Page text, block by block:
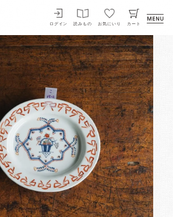
ログイン 読みもの お気にいり カート